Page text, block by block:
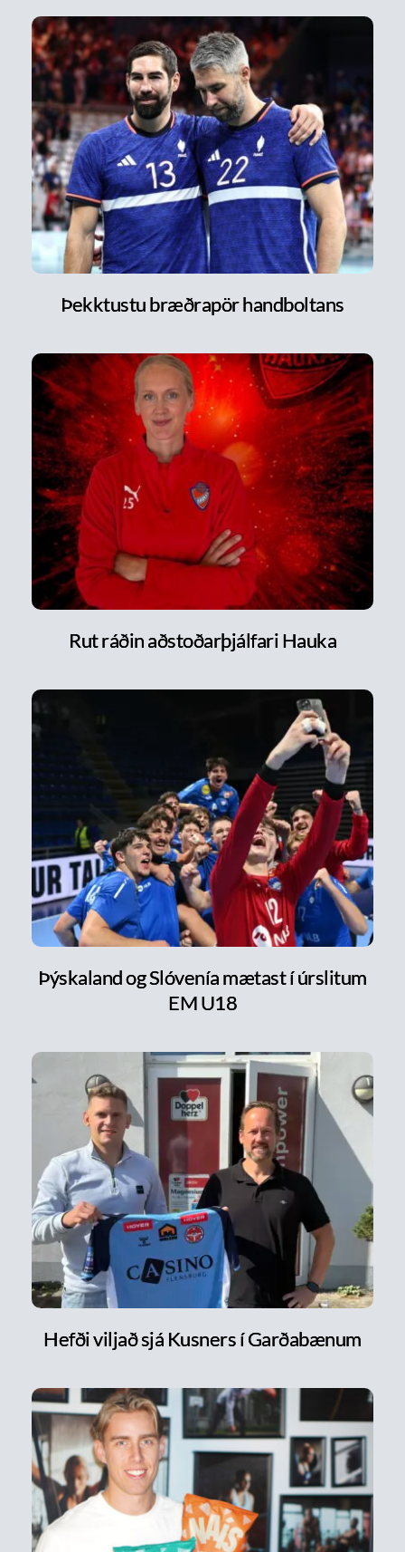
Þekktustu bræðrapör handboltans
Rut ráðin aðstoðarþjálfari Hauka
Þýskaland og Slóvenía mætast í úrslitum
EM U18
Hefði viljað sjá Kusners í Garðabænum